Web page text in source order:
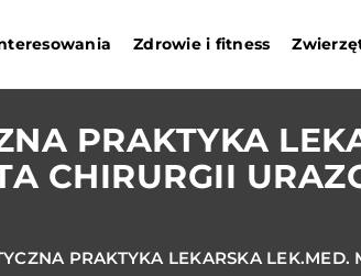
Zdrowie i fitness
PRAKTYKA
CHIRURGII
PRAKTYKA LEKARSKA LEK.MED.